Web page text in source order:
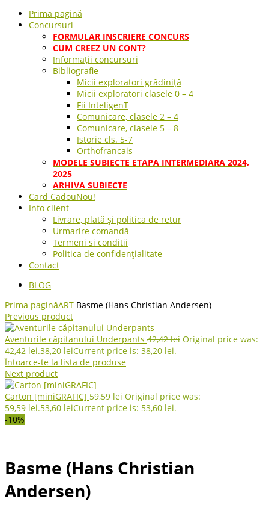
Prima pagină
Concursuri
FORMULAR INSCRIERE CONCURS
CUM CREEZ UN CONT?
Informații concursuri
Bibliografie
Micii exploratori grădiniță
Micii exploratori clasele 0 – 4
Fii InteligenT
Comunicare, clasele 2 – 4
Comunicare, clasele 5 – 8
Istorie cls. 5-7
Orthofrancais
MODELE SUBIECTE ETAPA INTERMEDIARA 2024,
2025
ARHIVA SUBIECTE
Card CadouNou!
Info client
Livrare, plată și politica de retur
Urmarire comandă
Termeni si conditii
Politica de confidențialitate
Contact
BLOG
Prima paginăART Basme (Hans Christian Andersen)
Previous product
Aventurile căpitanului Underpants 42,42lei Original price was:
42,42 lei.38,20 leiCurrent price is: 38,20 lei.
Întoarce-te la lista de produse
Next product
Carton [miniGRAFIC] 59,59lei Original price was:
59,59 lei.53,60 leiCurrent price is: 53,60 lei.
-10%
Basme (Hans Christian
Andersen)